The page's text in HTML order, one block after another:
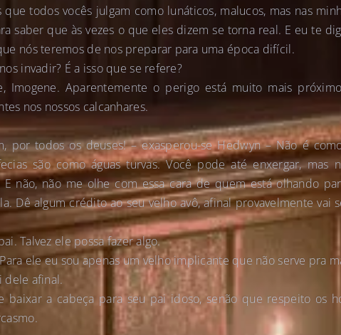
todos vocês julgam como lunáticos, malucos, mas nas
saber que às vezes o que eles dizem se torna real. E eu te
nós teremos de nos preparar para uma época difícil.
invadir? É a isso que se refere?
Imogene. Aparentemente o perigo está muito mais
nos nossos calcanhares.
por todos os deuses! – exasperou-se Hedwyn – Não é
são como águas turvas. Você pode até enxergar, mas
não, não me olhe com essa cara de quem está olhando
Dê algum crédito ao seu velho avô, afinal provavelmente vai
Talvez ele possa fazer algo.
ele eu sou apenas um velho implicante que não serve pra
dele afinal.
baixar a cabeça para seu pai idoso, senão que respeito os